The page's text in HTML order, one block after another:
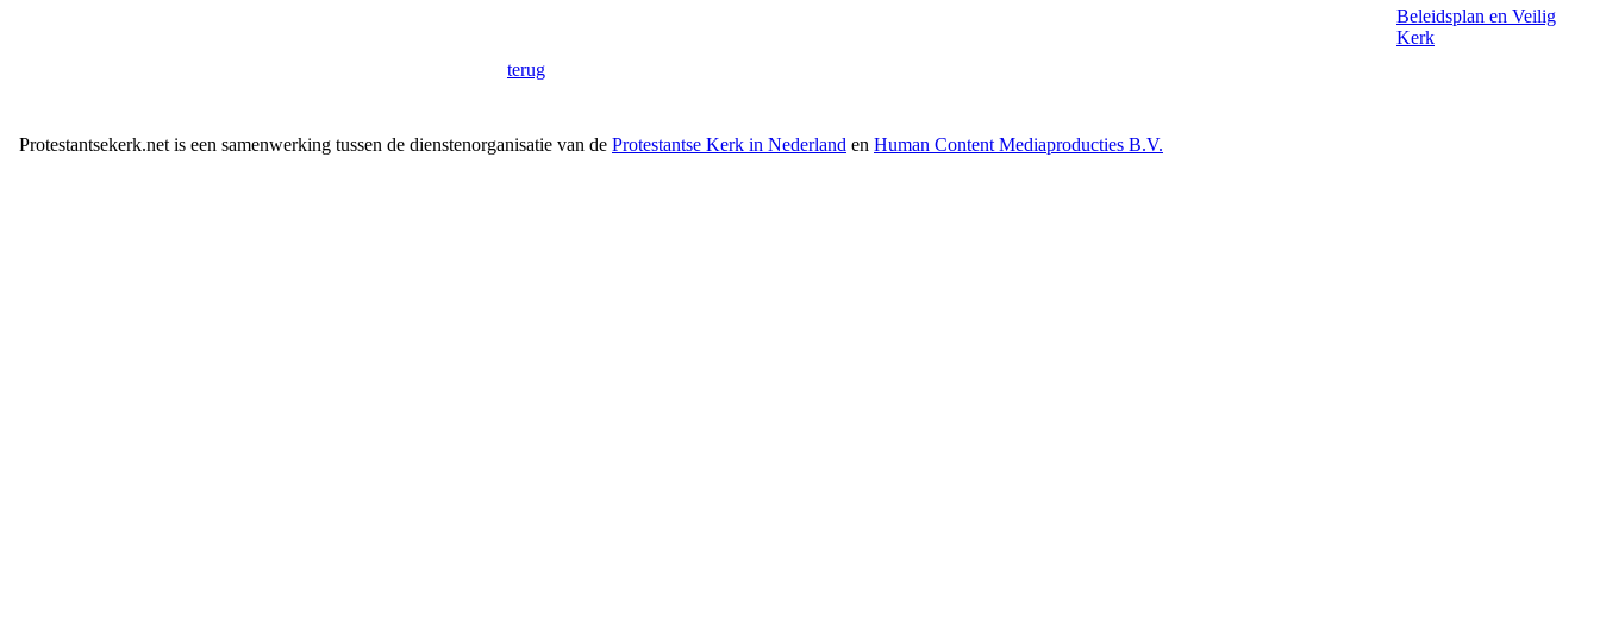
terug
Beleidsplan en Veilig
Kerk
Protestantsekerk.net is een samenwerking tussen de dienstenorganisatie van de Protestantse Kerk in Nederland en Human Content Mediaproducties B.V.